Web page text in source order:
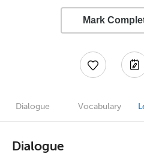
Mark
Dialogue Vocabulary
Dialogue